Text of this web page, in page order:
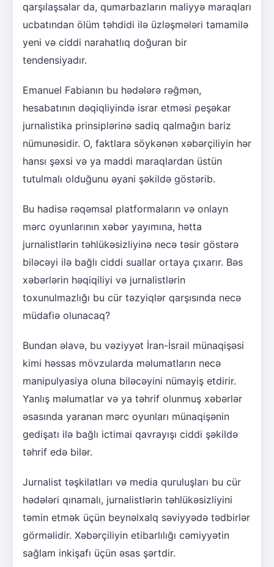
qarşılaşsalar da, qumarbazların maliyyə maraqları
ucbatından ölüm təhdidi ilə üzləşmələri tamamilə
yeni və ciddi narahatlıq doğuran bir
tendensiyadır.
Emanuel Fabianın bu hədələrə rəğmən,
hesabatının dəqiqliyində israr etməsi peşəkar
jurnalistika prinsiplərinə sadiq qalmağın bariz
nümunəsidir. O, faktlara söykənən xəbərçiliyin hər
hansı şəxsi və ya maddi maraqlardan üstün
tutulmalı olduğunu əyani şəkildə göstərib.
Bu hadisə rəqəmsal platformaların və onlayn
mərc oyunlarının xəbər yayımına, hətta
jurnalistlərin təhlükəsizliyinə necə təsir göstərə
biləcəyi ilə bağlı ciddi suallar ortaya çıxarır. Bəs
xəbərlərin həqiqiliyi və jurnalistlərin
toxunulmazlığı bu cür təzyiqlər qarşısında necə
müdafiə olunacaq?
Bundan əlavə, bu vəziyyət İran-İsrail münaqişəsi
kimi həssas mövzularda məlumatların necə
manipulyasiya oluna biləcəyini nümayiş etdirir.
Yanlış məlumatlar və ya təhrif olunmuş xəbərlər
əsasında yaranan mərc oyunları münaqişənin
gedişatı ilə bağlı ictimai qavrayışı ciddi şəkildə
təhrif edə bilər.
Jurnalist təşkilatları və media quruluşları bu cür
hədələri qınamalı, jurnalistlərin təhlükəsizliyini
təmin etmək üçün beynəlxalq səviyyədə tədbirlər
görməlidir. Xəbərçiliyin etibarlılığı cəmiyyətin
sağlam inkişafı üçün əsas şərtdir.